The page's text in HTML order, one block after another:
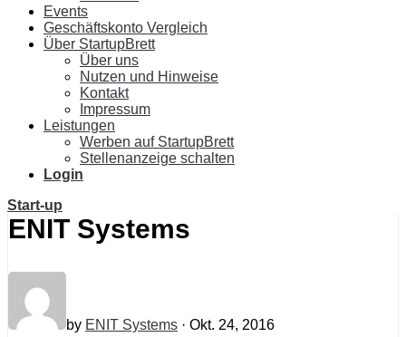
Events
Geschäftskonto Vergleich
Über StartupBrett
Über uns
Nutzen und Hinweise
Kontakt
Impressum
Leistungen
Werben auf StartupBrett
Stellenanzeige schalten
Login
Start-up
ENIT Systems
by ENIT Systems · Okt. 24, 2016